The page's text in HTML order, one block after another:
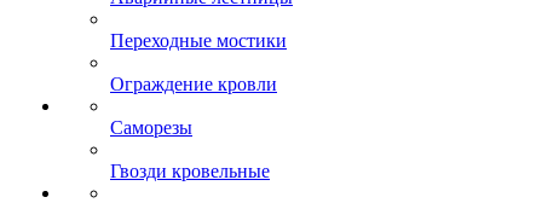
Переходные мостики
Ограждение кровли
Саморезы
Гвозди кровельные